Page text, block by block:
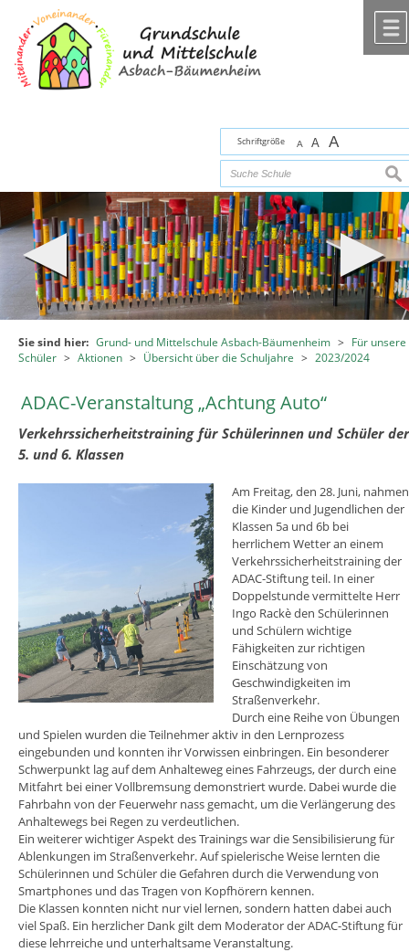
Zum Inhalt,
Schriftgröße A A A
Sie sind hier: Grund- und Mittelschule Asbach-Bäumenheim >
Für unsere
Schüler > Aktionen > Übersicht über die Schuljahre > 2023/2024
ADAC-Veranstaltung „Achtung Auto“
Verkehrssicherheitstraining für Schülerinnen und Schüler der
5. und 6. Klassen
Am Freitag, den 28. Juni, nahmen
die Kinder und Jugendlichen der
Klassen 5a und 6b bei
herrlichem Wetter an einem
Verkehrssicherheitstraining der
ADAC-Stiftung teil. In einer
Doppelstunde vermittelte Herr
Ingo Rackè den Schülerinnen
und Schülern wichtige
Fähigkeiten zur richtigen
Einschätzung von
Geschwindigkeiten im
Straßenverkehr.
Durch eine Reihe von Übungen
und Spielen wurden die Teilnehmer aktiv in den Lernprozess
eingebunden und konnten ihr Vorwissen einbringen. Ein besonderer
Schwerpunkt lag auf dem Anhalteweg eines Fahrzeugs, der durch eine
Mitfahrt bei einer Vollbremsung demonstriert wurde. Dabei wurde die
Fahrbahn von der Feuerwehr nass gemacht, um die Verlängerung des
Anhaltewegs bei Regen zu verdeutlichen.
Ein weiterer wichtiger Aspekt des Trainings war die Sensibilisierung für
Ablenkungen im Straßenverkehr. Auf spielerische Weise lernten die
Schülerinnen und Schüler die Gefahren durch die Verwendung von
Smartphones und das Tragen von Kopfhörern kennen.
Die Klassen konnten nicht nur viel lernen, sondern hatten dabei auch
viel Spaß. Ein herzlicher Dank gilt dem Moderator der ADAC-Stiftung für
diese lehrreiche und unterhaltsame Veranstaltung.